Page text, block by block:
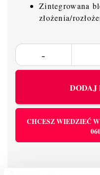
Zintegrowana
złożenia/
DODAJ
CHCESZ WIEDZIEĆ